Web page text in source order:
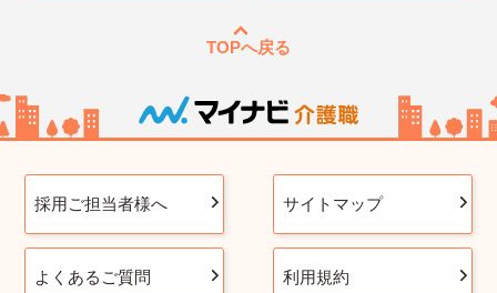
TOPへ戻る
採用ご担当者様へ サイトマップ
よくあるご質問 利用規約